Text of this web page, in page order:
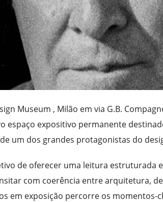
Museum , Milão em via G.B.
espaço expositivo permanente
um dos grandes protagonistas do
de oferecer uma leitura estruturada
com coerência entre arquitetura,
em exposição percorre os momentos-